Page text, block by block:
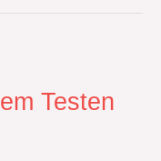
Testen